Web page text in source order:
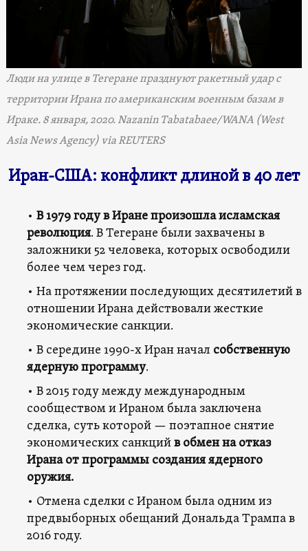
Люди на улице в Тегеране празднуют ракетный удар с
территории Ирана по американским военным базам в
Ираке. 8 января, 2020. Nazanin Tabatabaee/WANA (West
Asia News Agency) via REUTERS
Иран-США: конфликт длиной в 40 лет
• В 1979 году в Иране произошла исламская
революция. В Тегеране были захвачены в
заложники 52 человека, которых освободили
более чем через год.
• На протяжении последующих десятилетий в
отношении Ирана действовали жесткие
экономические санкции.
• В середине 1990-х Иран начал собственную
ядерную программу.
• В 2015 году между международным
сообществом и Ираном была заключена
сделка, суть которой — поэтапное снятие
экономических санкцийв обмен на отказ
Ирана от программы создания ядерного
оружия.
• Отмена сделки с Ираном была одним из
предвыборных обещаний Дональда Трампа в
2016 году.